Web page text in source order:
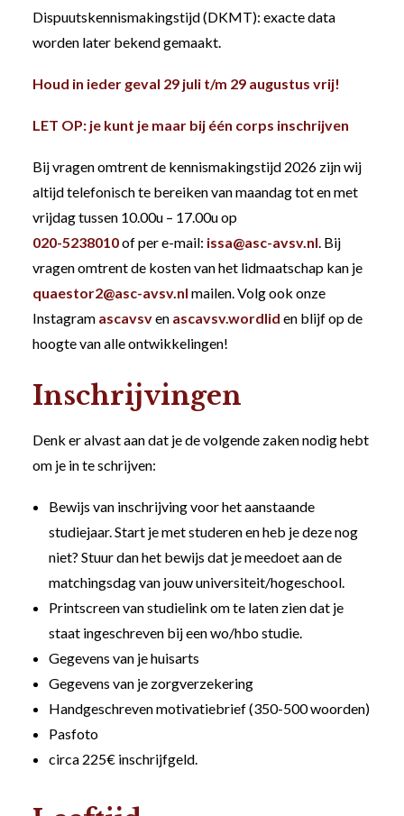
Dispuutskennismakingstijd (DKMT): exacte data
worden later bekend gemaakt.
Houd in ieder geval 29 juli t/m 29 augustus vrij!
LET OP: je kunt je maar bij één corps inschrijven
Bij vragen omtrent de kennismakingstijd 2026 zijn wij
altijd telefonisch te bereiken van maandag tot en met
vrijdag tussen 10.00u – 17.00u op
020-5238010of per e-mail: issa@asc-avsv.nl. Bij
vragen omtrent de kosten van het lidmaatschap kan je
quaestor2@asc-avsv.nl mailen. Volg ook onze
Instagram ascavsven ascavsv.wordlid en blijf op de
hoogte van alle ontwikkelingen!
Inschrijvingen
Denk er alvast aan dat je de volgende zaken nodig hebt
om je in te schrijven:
Bewijs van inschrijving voor het aanstaande
studiejaar. Start je met studeren en heb je deze nog
niet? Stuur dan het bewijs dat je meedoet aan de
matchingsdag van jouw universiteit/hogeschool.
Printscreen van studielink om te laten zien dat je
staat ingeschreven bij een wo/hbo studie.
Gegevens van je huisarts
Gegevens van je zorgverzekering
Handgeschreven motivatiebrief (350-500 woorden)
Pasfoto
circa 225€ inschrijfgeld.